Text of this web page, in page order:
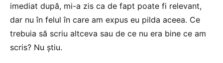
imediat după, mi-a zis ca de fapt poate fi relevant,
dar nu în felul în care am expus eu pilda aceea. Ce
trebuia să scriu altceva sau de ce nu era bine ce am
scris? Nu știu.